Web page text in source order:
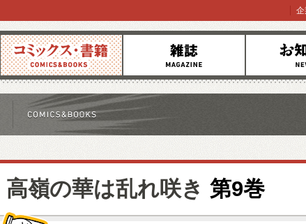
コミックス 雑誌 お知らせ
企
高嶺の華は乱れ咲き 第9巻